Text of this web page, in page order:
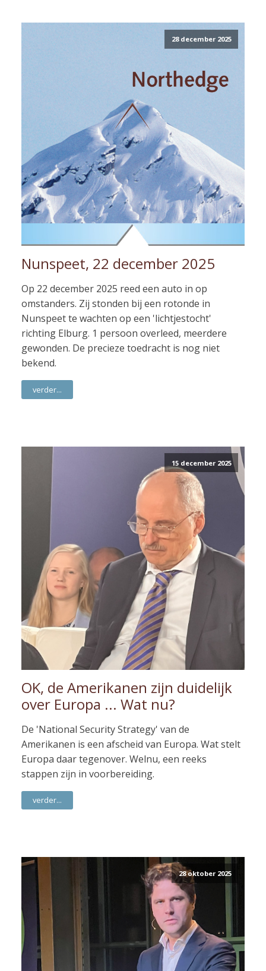
28 december 2025
Nunspeet, 22 december 2025
Op 22 december 2025 reed een auto in op
omstanders. Zij stonden bij een rotonde in
Nunspeet te wachten op een 'lichtjestocht'
richting Elburg. 1 persoon overleed, meerdere
gewonden. De precieze toedracht is nog niet
bekend.
verder...
15 december 2025
OK, de Amerikanen zijn duidelijk
over Europa ... Wat nu?
De 'National Security Strategy' van de
Amerikanen is een afscheid van Europa. Wat stelt
Europa daar tegenover. Welnu, een reeks
stappen zijn in voorbereiding.
verder...
28 oktober 2025